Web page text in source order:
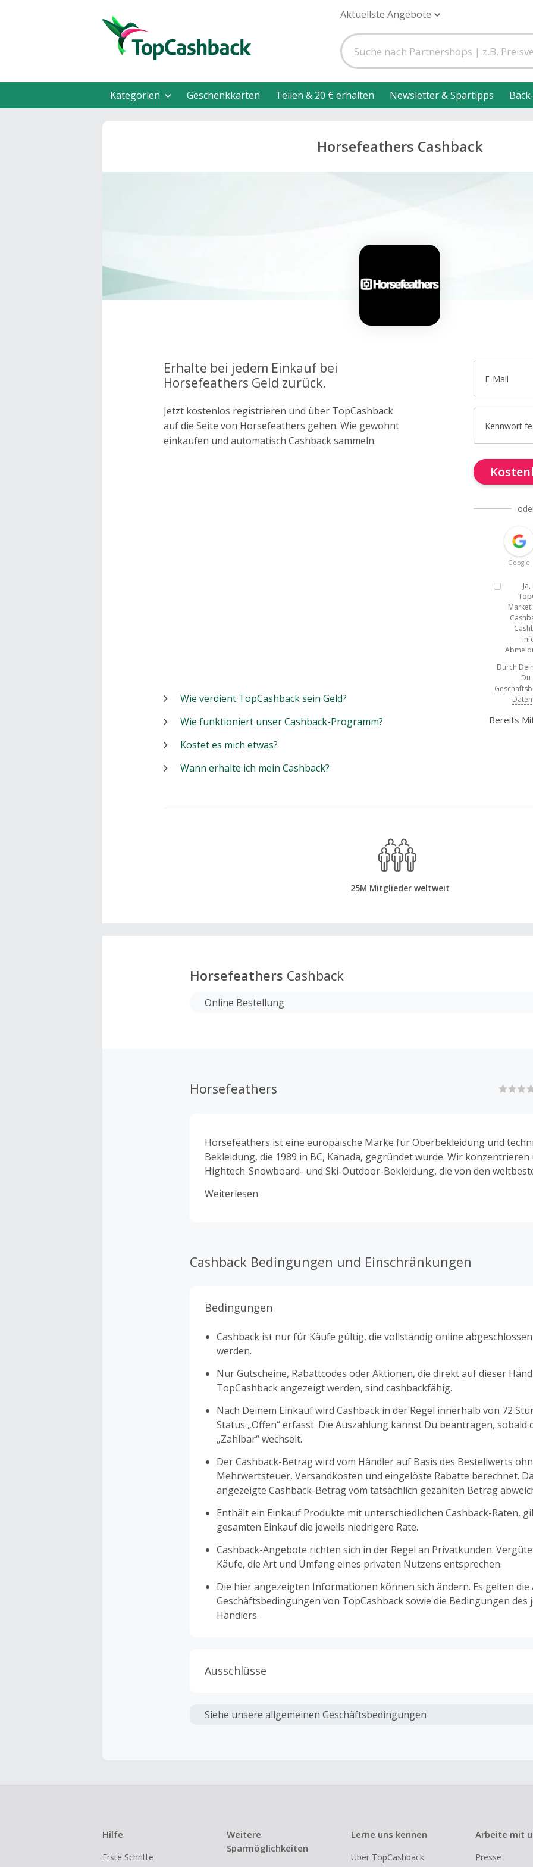
Aktuellste Angebote
Kategorien Geschenkkarten Teilen & 20 € erhalten Newsletter & Spartipps
Horsefeathers Cashback
Erhalte bei jedem Einkauf bei
Horsefeathers Geld zurück.
Jetzt kostenlos registrieren und über TopCashback
auf die Seite von Horsefeathers gehen. Wie gewohnt
einkaufen und automatisch Cashback sammeln.
E-Mail
Kennwort
Google
Durch
Bereits
Wie verdient TopCashback sein Geld?
Wie funktioniert unser Cashback-Programm?
Kostet es mich etwas?
Wann erhalte ich mein Cashback?
25M Mitglieder weltweit
Horsefeathers Cashback
Online Bestellung
Horsefeathers
Horsefeathers ist eine europäische Marke für Oberbekleidung und
Bekleidung, die 1989 in BC, Kanada, gegründet wurde. Wir
Hightech-Snowboard- und Ski-Outdoor-Bekleidung, die von den
Kříž oder Daniel Hanka geschätzt wird.
Weiterlesen
Cashback Bedingungen und Einschränkungen
Bedingungen
Cashback ist nur für Käufe gültig, die vollständig online
werden.
Nur Gutscheine, Rabattcodes oder Aktionen, die direkt auf dieser
TopCashback angezeigt werden, sind cashbackfähig.
Nach Deinem Einkauf wird Cashback in der Regel innerhalb von 72
Status „Offen“ erfasst. Die Auszahlung kannst Du beantragen, sobald
„Zahlbar“ wechselt.
Der Cashback-Betrag wird vom Händler auf Basis des Bestellwerts
Mehrwertsteuer, Versandkosten und eingelöste Rabatte berechnet.
angezeigte Cashback-Betrag vom tatsächlich gezahlten Betrag
Enthält ein Einkauf Produkte mit unterschiedlichen Cashback-Raten,
gesamten Einkauf die jeweils niedrigere Rate.
Cashback-Angebote richten sich in der Regel an Privatkunden.
Käufe, die Art und Umfang eines privaten Nutzens entsprechen.
Die hier angezeigten Informationen können sich ändern. Es gelten die
Geschäftsbedingungen von TopCashback sowie die Bedingungen des
Händlers.
Ausschlüsse
verwendet werden, die nicht ausdrücklich auf dieser Händlerseite von
Gewerbliche, Reseller- oder ungewöhnlich große Bestellungen sind
Händlern vom Cashback ausgeschlossen.
Siehe unsere allgemeinen Geschäftsbedingungen
Hilfe
Erste Schritte
Weitere
Sparmöglichkeiten
Lerne uns kennen
Über TopCashback
Arbeite mit
Presse